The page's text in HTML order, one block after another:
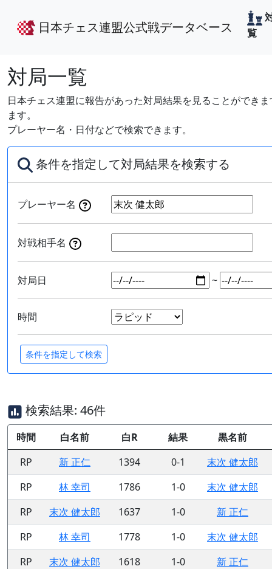
日本チェス連盟公式戦データベース
覧
対局一覧
日本チェス連盟に報告があった対局結果を見ることができ
ます。
プレーヤー名・日付などで検索できます。
条件を指定して対局結果を検索する
プレーヤー名
対戦相手名
対局日 ~
時間
検索結果: 46件
時間 白名前 白R 結果
黒名前
RP
新 正仁 1394 0-1
末次 健太郎
RP
林 幸司 1786 1-0
末次 健太郎
RP
末次 健太郎 1637 1-0
新 正仁
RP
林 幸司 1778 1-0
末次 健太郎
RP
末次 健太郎 1618 1-0
新 正仁